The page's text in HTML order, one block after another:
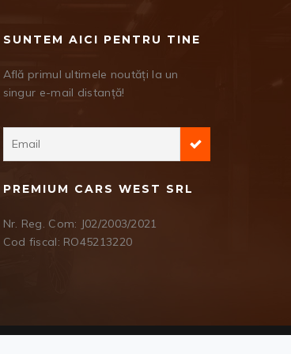
SUNTEM AICI PENTRU TINE
Află primul ultimele noutăți la un
singur e-mail distanță!
PREMIUM CARS WEST SRL
Nr. Reg. Com: J02/2003/2021
Cod fiscal: RO45213220